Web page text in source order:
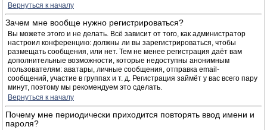
Вернуться к началу
Зачем мне вообще нужно регистрироваться?
Вы можете этого и не делать. Всё зависит от того, как администратор
настроил конференцию: должны ли вы зарегистрироваться, чтобы
размещать сообщения, или нет. Тем не менее регистрация даёт вам
дополнительные возможности, которые недоступны анонимным
пользователям: аватары, личные сообщения, отправка email-
сообщений, участие в группах и т. д. Регистрация займёт у вас всего пару
минут, поэтому мы рекомендуем это сделать.
Вернуться к началу
Почему мне периодически приходится повторять ввод имени и
пароля?